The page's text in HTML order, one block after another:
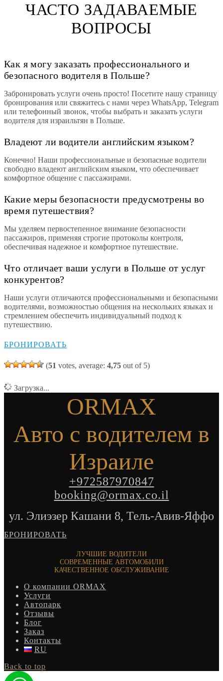
ЧАСТО ЗАДАВАЕМЫЕ
ВОПРОСЫ
Как я могу заказать профессионального и
безопасного водителя в Польше?
Забронировать услуги очень просто! Посетите нашу страницу
бронирования или свяжитесь с нами через WhatsApp, Telegram
или телефонный звонок, чтобы выбрать и заказать услуги
водителя для израильтян в Польше.
Владеют ли водители английским языком?
Конечно! Наши профессиональные и безопасные водители
свободно владеют английским языком, что обеспечивает
комфортное общение с пассажирами.
Какие меры безопасности предусмотрены во
время путешествия?
Мы уделяем первостепенное внимание безопасности
пассажиров, применяя строгие протоколы контроля,
обеспечивая надежное и комфортное путешествие.
Что отличает ваши услуги в Польше от услуг
конкурентов?
Наши услуги отличаются профессиональными и безопасными
водителями, возможностью общения на нескольких языках и
стремлением обеспечить индивидуальный подход к
путешествию.
БРОНИРОВАТЬ
(51 votes, average: 4,75 out of 5)
Загрузка...
ORMAX
Авто с водителем в
Израиле
+972587970847
booking@ormax.co.il
ул. Элиэзер Кашани 8, Тель-Авив-Яффо
БРОНИРОВАТЬ
ЛУЧШИЕ ВОДИТЕЛИ
СОВРЕМЕННЫЕ АВТОМОБИЛИ
КАЧЕСТВЕННОЕ ОБСЛУЖИВАНИЕ
О компании ORMAX
Услуги
Автопарк
Отзывы
Блог
Заказ
Контакты
RU
Back to top